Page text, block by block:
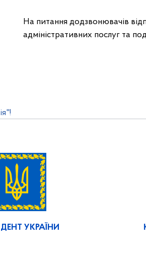
На питання додзвонювачів
адміністративних послуг та
УКРАЇНИ